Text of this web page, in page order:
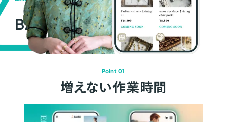
BASEが強い3つの理由
Point 01
増えない作業時間